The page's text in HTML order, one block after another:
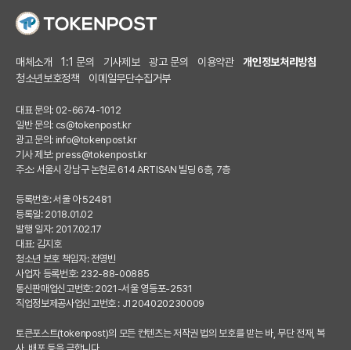
매체소개 1:1 문의 기사제보 광고 문의 이용약관
개인정보처리방침
청소년보호정책
이메일무단수집거부
대표 문의: 02-6674-1012
일반 문의: cs@tokenpost.kr
광고 문의: info@tokenpost.kr
기사 제보: press@tokenpost.kr
주소: 서울시 강남구 논현로 614 ARTISAN 빌딩 6층, 7층
등록번호: 서울 아 52481
등록일: 2018.01.02
발행 일자: 2017.02.17
대표: 김지호
청소년 보호 책임자: 전영빈
사업자 등록번호: 232-88-00885
통신판매업신고번호: 2021-서울 영등포-2531
직업정보제공사업신고번호 : J1204020230009
토큰포스트(tokenpost)의 모든 컨텐츠는 저작권 법의 보호를 받는 바, 무단 전재, 복